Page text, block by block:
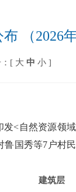
（2026年
[ 大 中 小 ]
发<自然资源领
国秀等7户村
建筑层